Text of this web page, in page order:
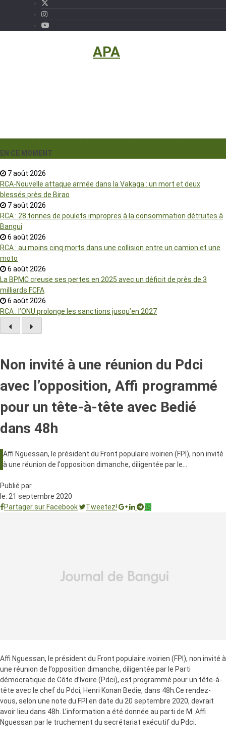
APA
EN CE MOMENT
7 août 2026
RCA-Nouvelle attaque armée dans la Vakaga : un mort et deux
blessés près de Birao
7 août 2026
RCA : 28 tonnes de poulets impropres à la consommation détruites à
Bangui
6 août 2026
RCA : au moins cinq morts dans une collision entre un camion et une
moto
6 août 2026
La BPMC creuse ses pertes en 2025 avec un déficit de près de 3
milliards FCFA
6 août 2026
RCA : l’ONU prolonge les sanctions jusqu’en 2027
Non invité à une réunion du Pdci
avec l’opposition, Affi programmé
pour un tête-à-tête avec Bedié
dans 48h
Affi Nguessan, le président du Front populaire ivoirien (FPI), non invité
à une réunion de l'opposition dimanche, diligentée par le…
Publié par
le: 21 septembre 2020
Partager sur Facebook
Tweetez!
Affi Nguessan, le président du Front populaire ivoirien (FPI), non invité à
une réunion de l’opposition dimanche, diligentée par le Parti
démocratique de Côte d’Ivoire (Pdci), est programmé pour un tête-à-
tête avec le chef du Pdci, Henri Konan Bedie, dans 48h.Ce rendez-
vous, selon une note du FPI en date du 20 septembre 2020, devrait
avoir lieu dans 48h. L’information a été donnée au parti de M. Affi
Nguessan par le truchement du secrétariat exécutif du Pdci.